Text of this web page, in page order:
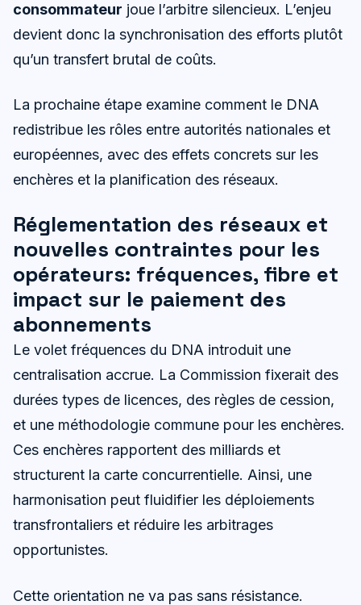
consommateur joue l’arbitre silencieux. L’enjeu
devient donc la synchronisation des efforts plutôt
qu’un transfert brutal de coûts.
La prochaine étape examine comment le DNA
redistribue les rôles entre autorités nationales et
européennes, avec des effets concrets sur les
enchères et la planification des réseaux.
Réglementation des réseaux et
nouvelles contraintes pour les
opérateurs: fréquences, fibre et
impact sur le paiement des
abonnements
Le volet fréquences du DNA introduit une
centralisation accrue. La Commission fixerait des
durées types de licences, des règles de cession,
et une méthodologie commune pour les enchères.
Ces enchères rapportent des milliards et
structurent la carte concurrentielle. Ainsi, une
harmonisation peut fluidifier les déploiements
transfrontaliers et réduire les arbitrages
opportunistes.
Cette orientation ne va pas sans résistance.